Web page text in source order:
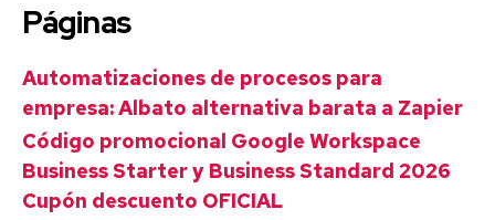
Páginas
Automatizaciones de procesos para
empresa: Albato alternativa barata a Zapier
Código promocional Google Workspace
Business Starter y Business Standard 2026
Cupón descuento OFICIAL